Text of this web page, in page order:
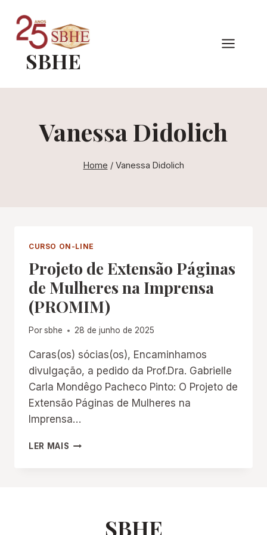
para
ConteúdoSBHE
Vanessa Didolich
Home / Vanessa Didolich
CURSO ON-LINE
Projeto de Extensão Páginas
de Mulheres na Imprensa
(PROMIM)
Porsbhe 28 de junho de 2025
Caras(os) sócias(os), Encaminhamos
divulgação, a pedido da Prof.Dra. Gabrielle
Carla Mondêgo Pacheco Pinto: O Projeto de
Extensão Páginas de Mulheres na
Imprensa…
LER MAIS PROJETO
IMPRENSASBHE